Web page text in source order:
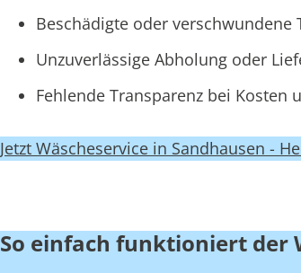
Beschädigte oder verschwundene
Unzuverlässige Abholung oder
Fehlende Transparenz bei Kosten
Jetzt Wäscheservice in Sandhausen -
So einfach funktioniert der